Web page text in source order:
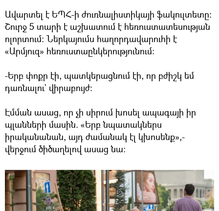
Ավարտել է ԵՊՀ-ի ժուռնալիստիկայի ֆակուլտետը:
Շուրջ 5 տարի է աշխատում է հեռուստատեսության
ոլորտում: Ներկայումս հաղորդավարուհի է
«Արմյուզ» հեռուստաընկերությունում:
-Երբ փոքր էի, պատկերացնում էի, որ բժիշկ եմ
դառնալու` վիրաբույժ:
Էմման ասաց, որ չի սիրում խոսել ապագայի իր
պլանների մասին. «Երբ նպատակներս
իրականանան, այդ ժամանակ էլ կխոսենք»,-
վերջում ծիծաղելով ասաց նա: